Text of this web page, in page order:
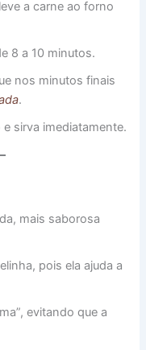
a carne ao forno
8 a 10 minutos.
nos minutos finais
.
sirva imediatamente.
mais saborosa
pois ela ajuda a
evitando que a